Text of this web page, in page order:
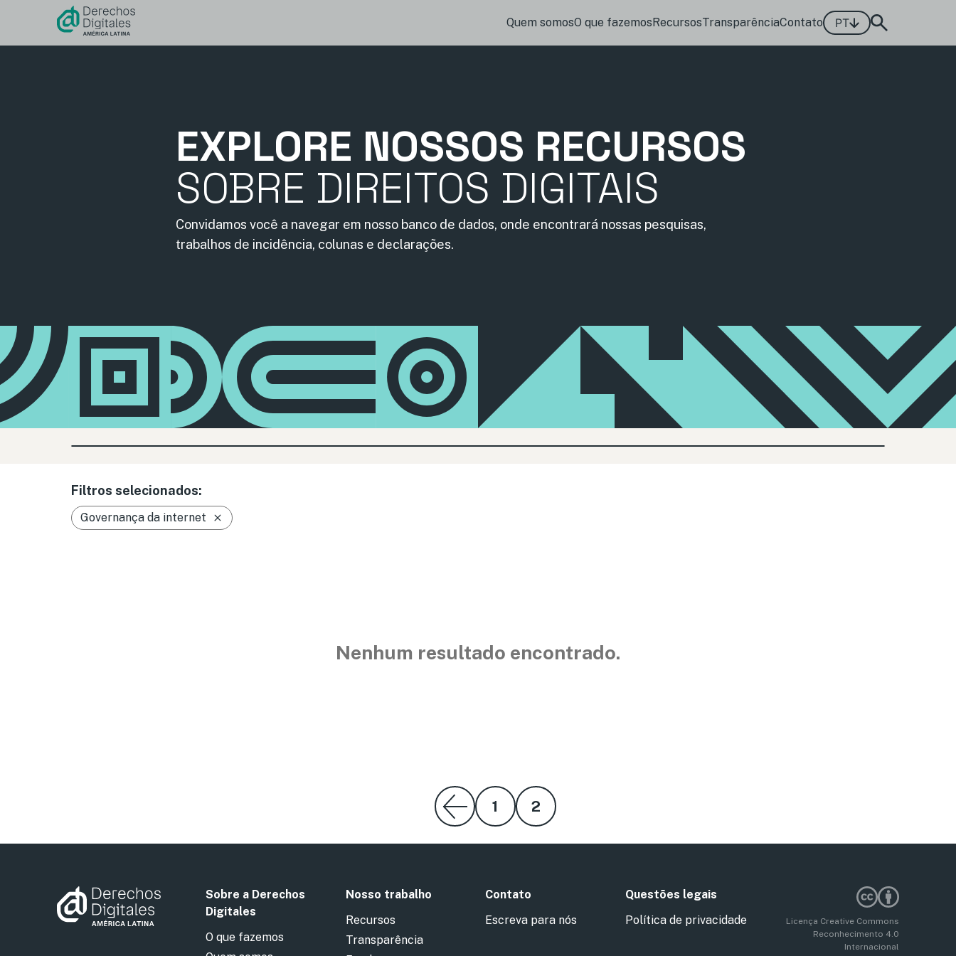
Quem somosO que fazemosRecursosTransparênciaContato PT
EXPLORE NOSSOS RECURSOS
SOBRE DIREITOS DIGITAIS
Convidamos você a navegar em nosso banco de dados, onde encontrará nossas pesquisas,
trabalhos de incidência, colunas e declarações.
Filtros selecionados:
Governança da internet
Nenhum resultado encontrado.
1 2
Sobre a Derechos
Digitales
O que fazemos
Nosso trabalho
Recursos
Transparência
Contato
Escreva para nós
Questões legais
Política de privacidade
Licença Creative Commons
Reconhecimento 4.0
Internacional